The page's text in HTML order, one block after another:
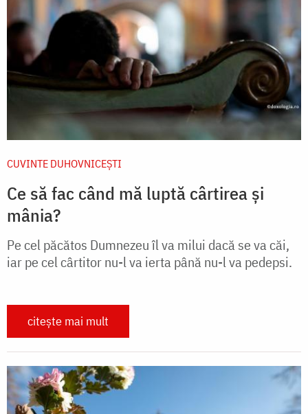
CUVINTE DUHOVNICEȘTI
Ce să fac când mă luptă cârtirea și
mânia?
Pe cel păcătos Dumnezeu îl va milui dacă se va căi,
iar pe cel cârtitor nu-l va ierta până nu-l va pedepsi.
citește mai mult